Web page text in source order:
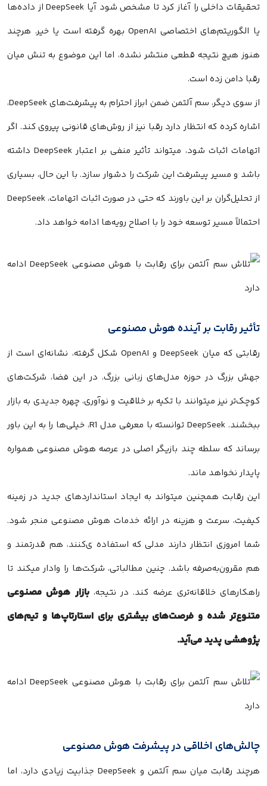
تحقیقات داخلی را آغاز کرد تا مشخص شود آیا DeepSeek از داده‌ها
یا الگوریتم‌های اختصاصی OpenAI بهره گرفته است یا خیر. هرچند
هنوز هیچ نتیجه قطعی منتشر نشده، اما این موضوع به تنش میان
رقبا دامن زده است.
از سوی دیگر، سم آلتمن ضمن ابراز احترام به پیشرفت‌های DeepSeek،
اشاره کرده که انتظار دارد رقبا نیز از روش‌های قانونی پیروی کند. اگر
اتهامات اثبات شود، میتواند تأثیر منفی بر اعتبار DeepSeek داشته
باشد و مسیر پیشرفت این شرکت را دشوار سازد. با این حال، بسیاری
از تحلیل‌گران بر این باورند که حتی در صورت اثبات اتهامات، DeepSeek
احتمالاً مسیر توسعه خود را با اصلاح رویه‌ها ادامه خواهد داد.
تأثیر رقابت بر آینده هوش مصنوعی
رقابتی که میان DeepSeek و OpenAI شکل گرفته، نشانه‌ای است از
جهش بزرگ در حوزه مدل‌های زبانی بزرگ. در این فضا، شرکت‌های
کوچک‌تر نیز میتوانند با تکیه بر خلاقیت و نوآوری، چهره جدیدی به بازار
ببخشند. DeepSeek توانسته با معرفی مدل R1، خیلی‌ها را به این باور
برساند که سلطه چند بازیگر اصلی در عرصه هوش مصنوعی همواره
پایدار نخواهد ماند.
این رقابت همچنین میتواند به ایجاد استانداردهای جدید در زمینه
کیفیت، سرعت و هزینه در ارائه خدمات هوش مصنوعی منجر شود.
شما امروزی انتظار دارند مدلی که استفاده ی‌کنند، هم قدرتمند و
هم مقرون‌به‌صرفه باشد. چنین مطالباتی، شرکت‌ها را وادار میکند تا
راهکارهای خلاقانه‌تری عرضه کند. در نتیجه،بازار هوش مصنوعی
متنوع‌تر شده و فرصت‌های بیشتری برای استارتاپ‌ها و تیم‌های
پژوهشی پدید می‌آید.
چالش‌های اخلاقی در پیشرفت هوش مصنوعی
هرچند رقابت میان سم آلتمن و DeepSeek جذابیت زیادی دارد، اما